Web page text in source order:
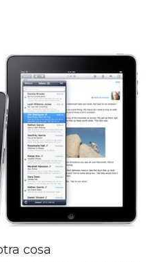
cosa